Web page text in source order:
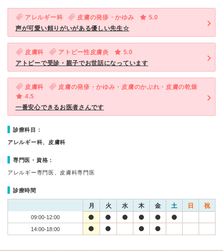
アレルギー科 皮膚の発疹・かゆみ
5.0
声が可愛い頼りがいがある優しい先生☆
皮膚科 アトピー性皮膚炎
5.0
アトピーで受診・親子でお世話になっています
皮膚科
皮膚の発疹・かゆみ・皮膚のかぶれ・皮膚の乾燥
4.5
一番安心できるお医者さんです
診療科目：
アレルギー科、皮膚科
専門医・資格：
アレルギー専門医、皮膚科専門医
診療時間
月 火 水 木 金 土 日 祝
09:00-12:00
14:00-18:00